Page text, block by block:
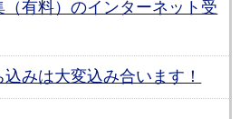
有料）のインターネット受
みは大変込み合います！